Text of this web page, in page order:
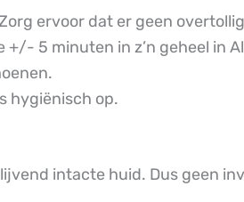
ervoor dat er geen
5 minuten in z’n geheel in
hygiënisch op.
intacte huid. Dus geen